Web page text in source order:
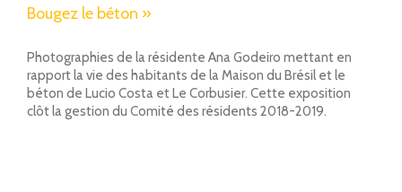
Bougez le béton »
Photographies de la résidente Ana Godeiro mettant en
rapport la vie des habitants de la Maison du Brésil et le
béton de Lucio Costa et Le Corbusier. Cette exposition
clôt la gestion du Comité des résidents 2018-2019.